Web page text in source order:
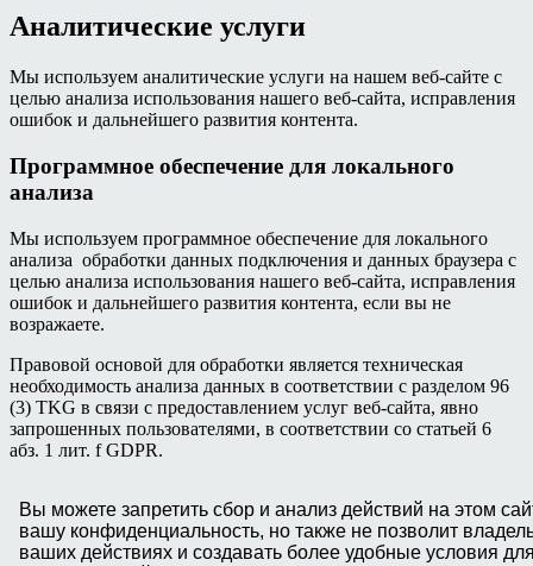
Аналитические услуги
Мы используем аналитические услуги на нашем веб-сайте с
целью анализа использования нашего веб-сайта, исправления
ошибок и дальнейшего развития контента.
Программное обеспечение для локального
анализа
Мы используем программное обеспечение для локального
анализа обработки данных подключения и данных браузера с
целью анализа использования нашего веб-сайта, исправления
ошибок и дальнейшего развития контента, если вы не
возражаете.
Правовой основой для обработки является техническая
необходимость анализа данных в соответствии с разделом 96
(3) TKG в связи с предоставлением услуг веб-сайта, явно
запрошенных пользователями, в соответствии со статьей 6
абз. 1 лит. f GDPR.